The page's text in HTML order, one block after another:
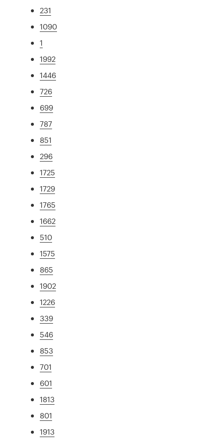
231
1090
1
1992
1446
726
699
787
851
296
1725
1729
1765
1662
510
1575
865
1902
1226
339
546
853
701
601
1813
801
1913